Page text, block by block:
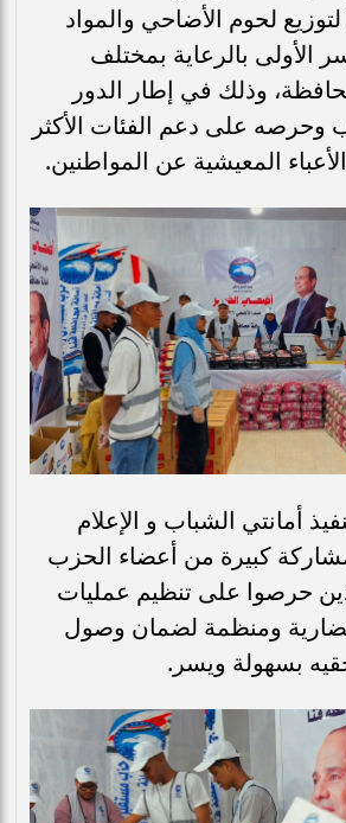
لحوم الأضاحي والمواد
الأولى بالرعاية بمختلف
وذلك في إطار الدور
وحرصه على دعم الفئات الأكثر
المعيشية عن المواطنين.
أمانتي الشباب و الإعلام
كبيرة من أعضاء الحزب
حرصوا على تنظيم عمليات
ومنظمة لضمان وصول
بسهولة ويسر.